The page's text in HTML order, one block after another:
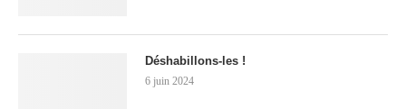
Déshabillons-les !
6 juin 2024